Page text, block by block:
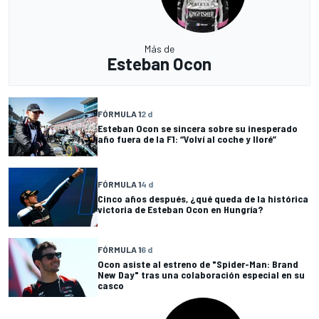
Más de
Esteban Ocon
FÓRMULA 12 d
Esteban Ocon se sincera sobre su inesperado
año fuera de la F1: “Volví al coche y lloré”
FÓRMULA 14 d
Cinco años después, ¿qué queda de la histórica
victoria de Esteban Ocon en Hungría?
FÓRMULA 16 d
Ocon asiste al estreno de "Spider-Man: Brand
New Day" tras una colaboración especial en su
casco